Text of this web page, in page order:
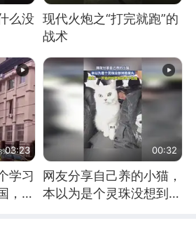
么没 现代火炮之“打完就跑”的
战术
03:23
学习
，结
00:32
网友分享自己养的小猫，
本以为是个灵珠没想到是